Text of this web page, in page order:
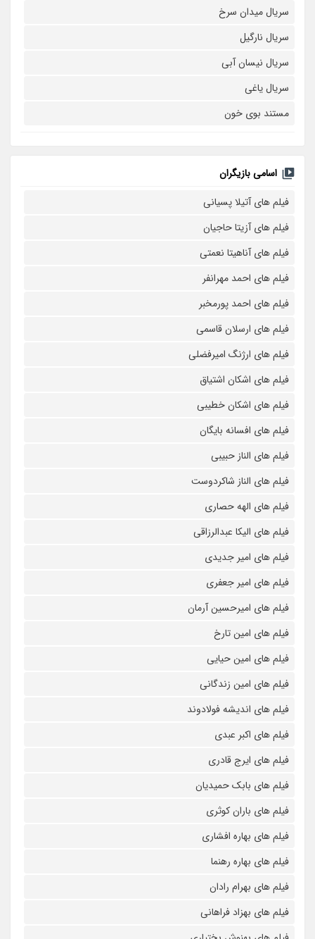
سریال میدان سرخ
سریال نارگیل
سریال نیسان آبی
سریال یاغی
مستند بوی خون
اسامی بازیگران
فیلم های آتیلا پسیانی
فیلم های آزیتا حاجیان
فیلم های آناهیتا نعمتی
فیلم های احمد مهرانفر
فیلم های احمد پورمخبر
فیلم های ارسلان قاسمی
فیلم های ارژنگ امیرفضلی
فیلم های اشکان اشتیاق
فیلم های اشکان خطیبی
فیلم های افسانه بایگان
فیلم های الناز حبیبی
فیلم های الناز شاکردوست
فیلم های الهه حصاری
فیلم های الیکا عبدالرزاقی
فیلم های امیر جدیدی
فیلم های امیر جعفری
فیلم های امیرحسین آرمان
فیلم های امین تارخ
فیلم های امین حیایی
فیلم های امین زندگانی
فیلم های اندیشه فولادوند
فیلم های اکبر عبدی
فیلم های ایرج قادری
فیلم های بابک حمیدیان
فیلم های باران کوثری
فیلم های بهاره افشاری
فیلم های بهاره رهنما
فیلم های بهرام رادان
فیلم های بهزاد فراهانی